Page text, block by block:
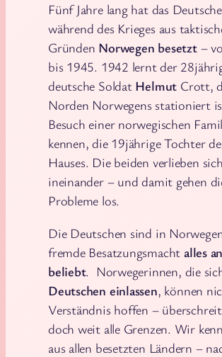
Fünf Jahre lang hat das
während des Krieges aus
Gründen Norwegen besetzt–
bis 1945. 1942 lernt der
deutsche Soldat Helmut Crott,
Norden Norwegens stationiert
Besuch einer norwegischen
kennen, die 19jährige Tochter
Hauses. Die beiden verlieben sich
ineinander – und damit gehen
Probleme los.
Die Deutschen sind in
fremde Besatzungsmacht alles
beliebt. Norwegerinnen, die
Deutschen einlassen, können
Verständnis hoffen –
doch weit alle Grenzen. Wir
aus allen besetzten Ländern –